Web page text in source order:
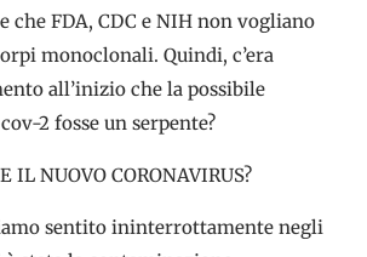
che FDA, CDC e NIH non vogliano
monoclonali. Quindi, c’era
all’inizio che la possibile
2 fosse un serpente?
IL NUOVO CORONAVIRUS?
sentito ininterrottamente negli